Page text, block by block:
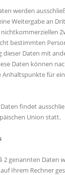
werden
Weitergabe an
bestimmten
dieser Daten mit
Daten können
für
findet
Union statt.
2 genannten Daten
Ihrem Rechner